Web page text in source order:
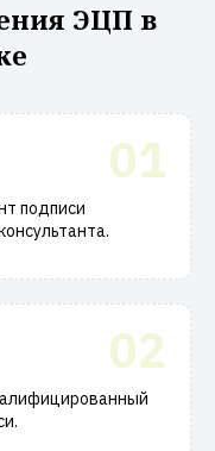
ЭЦП в
01
подписи
02